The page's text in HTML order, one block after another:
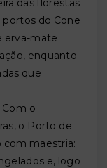
das florestas
portos do Cone
erva-mate
enquanto
que
Com o
o Porto de
com maestria:
e, logo